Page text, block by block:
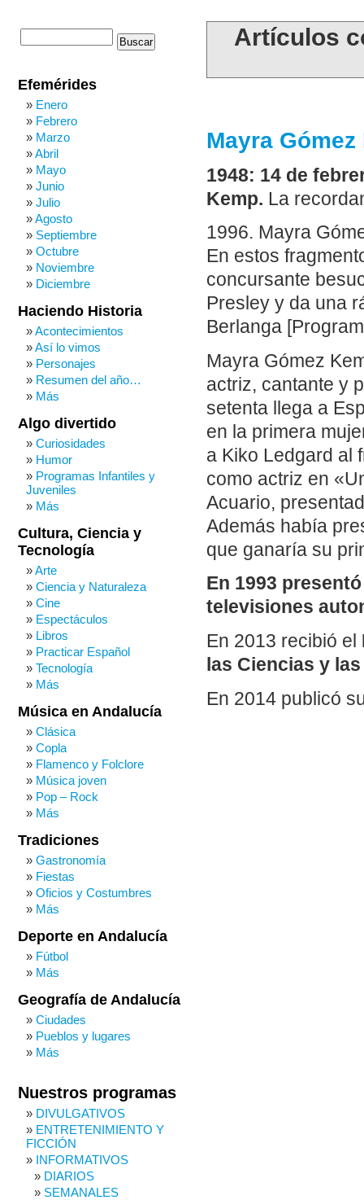
Artículos
Mayra
1948: 14 de
Kemp. La
1996. Mayra
En estos
concursante
Presley y da una
Berlanga
Mayra Gómez
actriz, cantante y
setenta llega a
en la primera
a Kiko Ledgard al
como actriz en
Acuario,
Además había
que ganaría su
En 1993
televisiones
En 2013 recibió el
las Ciencias y
En 2014 publicó
Efemérides
Enero
Febrero
Marzo
Abril
Mayo
Junio
Julio
Agosto
Septiembre
Octubre
Noviembre
Diciembre
Haciendo Historia
Acontecimientos
Así lo vimos
Personajes
Resumen del año…
Más
Algo divertido
Curiosidades
Humor
Programas Infantiles y
Juveniles
Más
Cultura, Ciencia y
Tecnología
Arte
Ciencia y Naturaleza
Cine
Espectáculos
Libros
Practicar Español
Tecnología
Más
Música en Andalucía
Clásica
Copla
Flamenco y Folclore
Música joven
Pop – Rock
Más
Tradiciones
Gastronomía
Fiestas
Oficios y Costumbres
Más
Deporte en Andalucía
Fútbol
Más
Geografía de Andalucía
Ciudades
Pueblos y lugares
Más
Nuestros programas
DIVULGATIVOS
ENTRETENIMIENTO Y
FICCIÓN
INFORMATIVOS
DIARIOS
SEMANALES